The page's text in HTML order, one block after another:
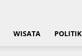
WISATA POLITIK